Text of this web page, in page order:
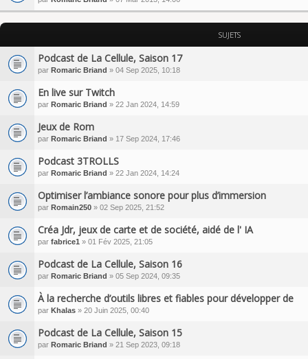
SUJETS
Podcast de La Cellule, Saison 17
par Romaric Briand » 04 Sep 2025, 10:18
En live sur Twitch
par Romaric Briand » 22 Jan 2024, 14:59
Jeux de Rom
par Romaric Briand » 17 Sep 2024, 17:46
Podcast 3TROLLS
par Romaric Briand » 22 Jan 2024, 14:24
Optimiser l’ambiance sonore pour plus d’immersion
par Romain250 » 02 Sep 2025, 21:52
Créa Jdr, jeux de carte et de société, aidé de l' IA
par fabrice1 » 01 Fév 2025, 21:05
Podcast de La Cellule, Saison 16
par Romaric Briand » 05 Sep 2024, 09:35
À la recherche d’outils libres et fiables pour développer de
par Khalas » 20 Juin 2025, 00:40
Podcast de La Cellule, Saison 15
par Romaric Briand » 21 Sep 2023, 09:18